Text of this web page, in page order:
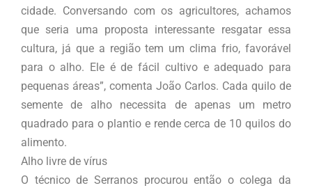
cidade. Conversando com os agricultores, achamos
que seria uma proposta interessante resgatar essa
cultura, já que a região tem um clima frio, favorável
para o alho. Ele é de fácil cultivo e adequado para
pequenas áreas”, comenta João Carlos. Cada quilo de
semente de alho necessita de apenas um metro
quadrado para o plantio e rende cerca de 10 quilos do
alimento.
Alho livre de vírus
O técnico de Serranos procurou então o colega da